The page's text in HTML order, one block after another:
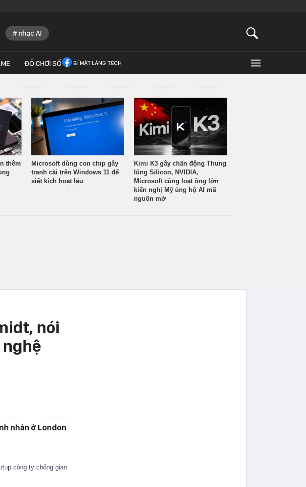
nhạc AI
ĐỒ CHƠI SỐ BÍ MẬT LÀNG TECH
thêm
Microsoft dùng con chip gây
tranh cãi trên Windows 11 để
siết kích hoạt lậu
Kimi K3 gây chấn động Thung
lũng Silicon, NVIDIA,
Microsoft cùng loạt ông lớn
kiến nghị Mỹ ủng hộ AI mã
nguồn mở
nói
nhân ở London
công ty chống gian